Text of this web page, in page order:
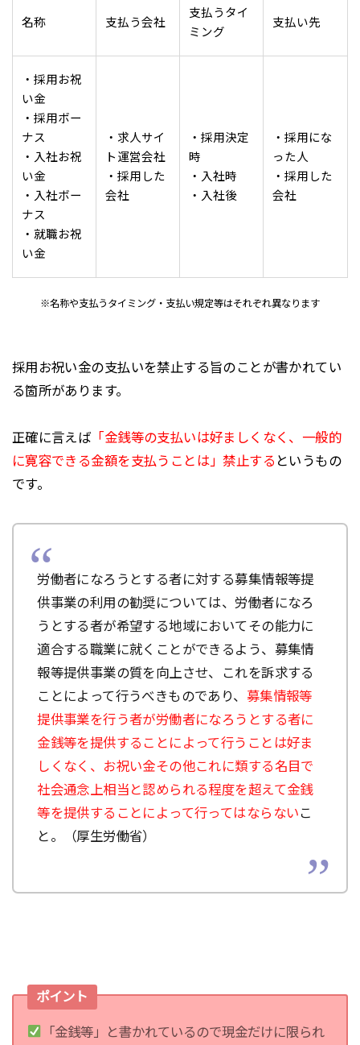
名称 支払う会社
支払うタイ
ミング
支払い先
・採用お祝
い金
・採用ボー
ナス
・入社お祝
い金
・入社ボー
ナス
・就職お祝
い金
・求人サイ
ト運営会社
・採用した
会社
・採用決定
時
・入社時
・入社後
・採用にな
った人
・採用した
会社
※名称や支払うタイミング・支払い規定等はそれぞれ異なります
採用お祝い金の支払いを禁止する旨のことが書かれてい
る箇所があります。
正確に言えば 「金銭等の支払いは好ましくなく、一般的
に寛容できる金額を支払うことは」禁止する というもの
です。
労働者になろうとする者に対する募集情報等提
供事業の利用の勧奨については、労働者になろ
うとする者が希望する地域においてその能力に
適合する職業に就くことができるよう、募集情
報等提供事業の質を向上させ、これを訴求する
ことによって行うべきものであり、 募集情報等
提供事業を行う者が労働者になろうとする者に
金銭等を提供することによって行うことは好ま
しくなく、お祝い金その他これに類する名目で
社会通念上相当と認められる程度を超えて金銭
等を提供することによって行ってはならない こ
と。（厚生労働省）
ポイント
「金銭等」と書かれているので現金だけに限られ